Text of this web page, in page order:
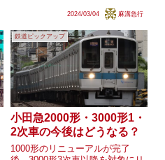
一、日立ハイブリッドSiC-VVVF
す。今後、車体...
2024/03/04 麻溝急行
鉄道ピックアップ
小田急2000形・3000形1・
2次車の今後はどうなる？
1000形のリニューアルが完了